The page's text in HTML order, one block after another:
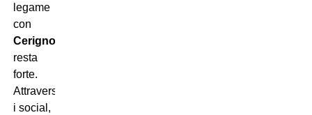
legame
con
Cerignola
resta
forte.
Attraverso
i social,